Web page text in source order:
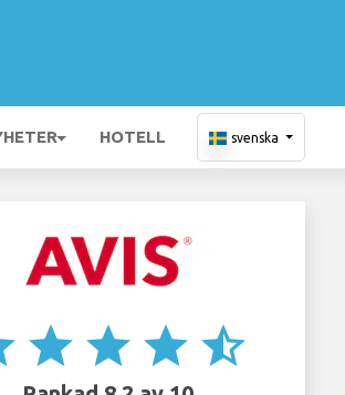
HOTELL svenska
star star star star_half